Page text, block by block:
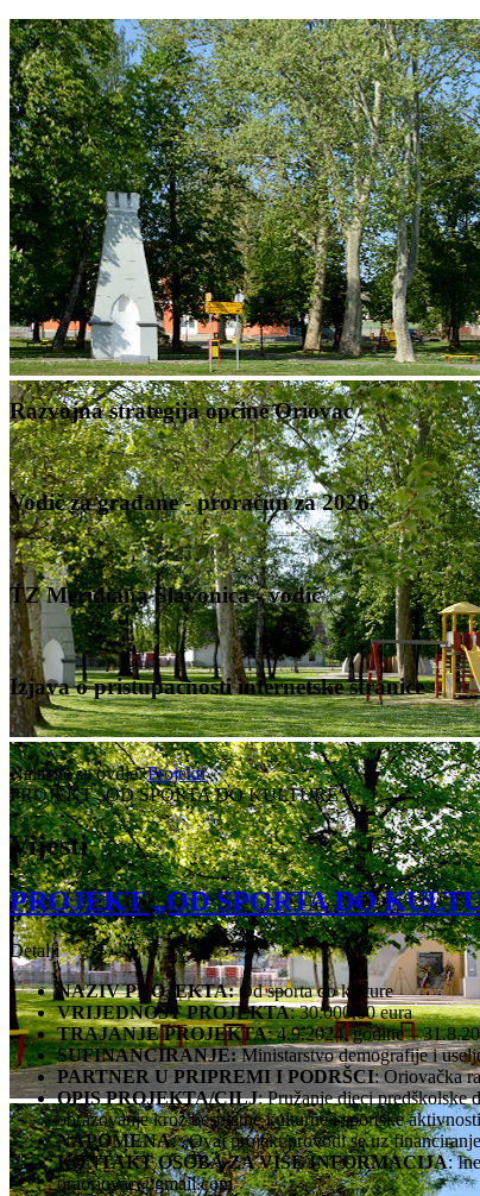
Razvojna strategija općine Oriovac
Vodič za građane - proračun za 2026.
TZ Meridiana Slavonica - vodič
Izjava o pristupačnosti internetske stranice
Nalazite se ovdje:Projekti
PROJEKT „OD SPORTA DO KULTURE“
Vijesti
PROJEKT „OD SPORTA DO
Detalji
NAZIV PROJEKTA:Od sporta do kulture
VRIJEDNOST PROJEKTA: 30.000,00 eura
TRAJANJE PROJEKTA: 4.9.2024. godine –
SUFINANCIRANJE:Ministarstvo demografije i
PARTNER U PRIPREMI I PODRŠCI: Oriovačka
OPIS PROJEKTA/CILJ: Pružanje djeci predškolske
obrazovanje kroz besplatne kulturne i sportske
NAPOMENA: „Ovaj projekt provodi se uz
KONTAKT OSOBA ZA VIŠE INFORMACIJA:
oraoriovac@gmail.com